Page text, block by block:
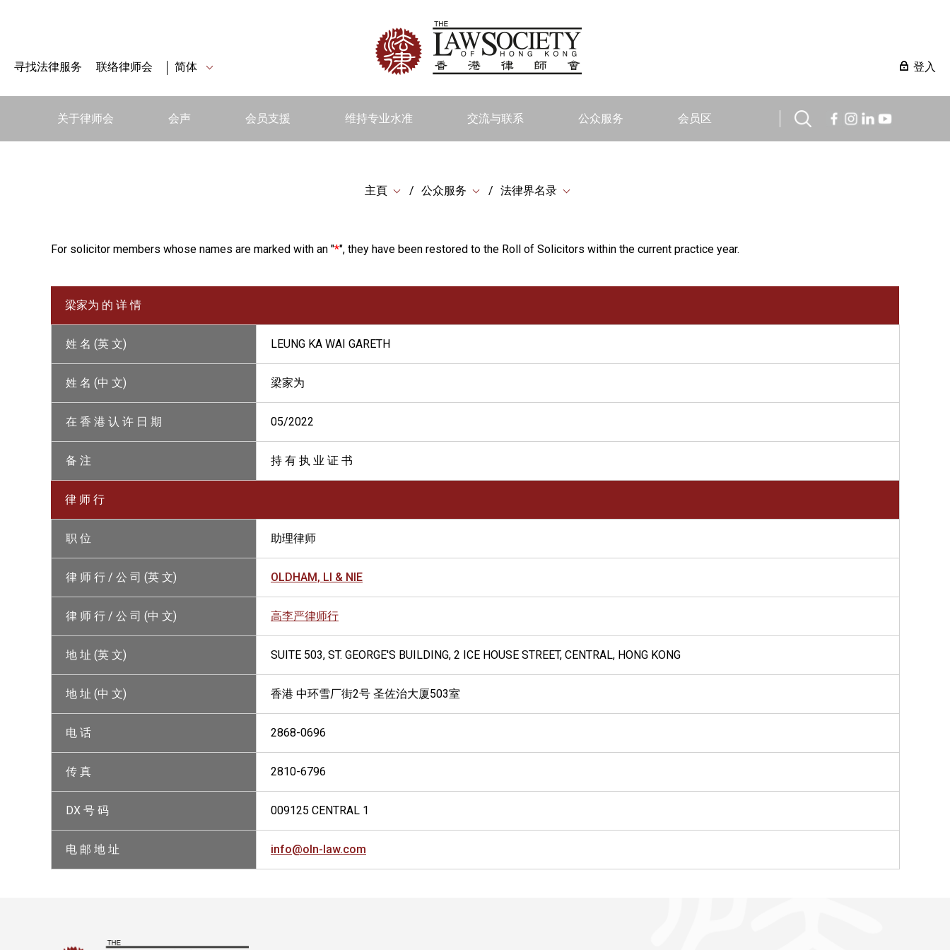
寻找法律服务 联络律师会 简体 登入
关于律师会 会声 会员支援 维持专业水准 交流与联系 公众服务 会员区
主頁 公众服务 法律界名录
For solicitor members whose names are marked with an "*", they have been restored to the Roll of Solicitors within the current practice year.
梁家为 的 详 情
姓 名 (英 文) LEUNG KA WAI GARETH
姓 名 (中 文) 梁家为
在 香 港 认 许 日 期 05/2022
备 注 持 有 执 业 证 书
律 师 行
职 位 助理律师
律 师 行 / 公 司 (英 文) OLDHAM, LI & NIE
律 师 行 / 公 司 (中 文) 高李严律师行
地 址 (英 文) SUITE 503, ST. GEORGE'S BUILDING, 2 ICE HOUSE STREET, CENTRAL, HONG KONG
地 址 (中 文) 香港 中环雪厂街2号 圣佐治大厦503室
电 话 2868-0696
传 真 2810-6796
DX 号 码 009125 CENTRAL 1
电 邮 地 址 info@oln-law.com